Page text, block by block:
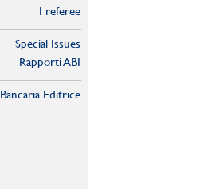
I referee
Special Issues
Rapporti ABI
Bancaria Editrice